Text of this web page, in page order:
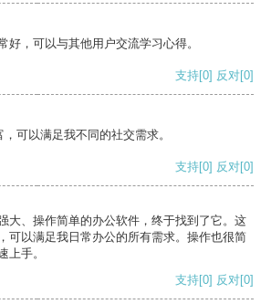
好，可以与其他用户交流学习心得。
支持[0] 反对[0]
可以满足我不同的社交需求。
支持[0] 反对[0]
大、操作简单的办公软件，终于找到了它。这
可以满足我日常办公的所有需求。操作也很简
上手。
支持[0] 反对[0]